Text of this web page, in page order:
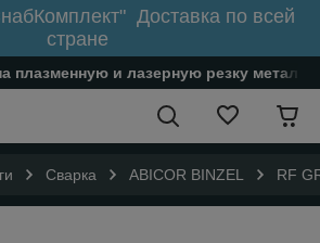
Доставка по всей
стране
плазменную и лазерную резку
Сварка ABICOR BINZEL RF